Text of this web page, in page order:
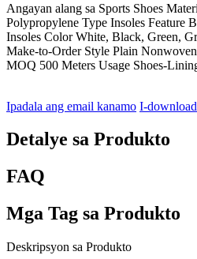
Angayan alang sa Sports Shoes
Polypropylene Type Insoles Feature
Insoles Color White, Black, Green,
Make-to-Order Style Plain
MOQ 500 Meters Usage Shoes-
Ipadala ang email kanamo I-
Detalye sa Produkto
FAQ
Mga Tag sa Produkto
Deskripsyon sa Produkto